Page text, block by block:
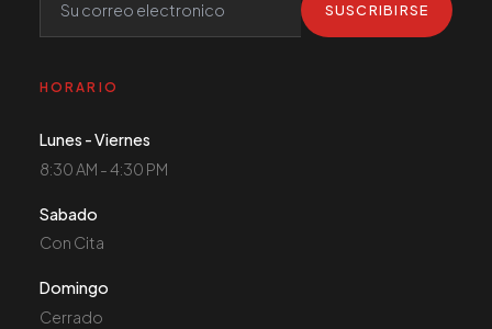
SUSCRIBIRSE
HORARIO
Lunes - Viernes
8:30 AM - 4:30 PM
Sabado
Con Cita
Domingo
Cerrado